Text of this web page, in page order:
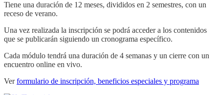
Tiene una duración de 12 meses, divididos en 2 semestres, con un
receso de verano.
Una vez realizada la inscripción se podrá acceder a los contenidos
que se publicarán siguiendo un cronograma específico.
Cada módulo tendrá una duración de 4 semanas y un cierre con un
encuentro online en vivo.
Verformulario de inscripción, beneficios especiales y programa